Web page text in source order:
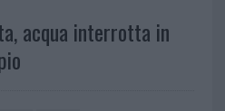
acqua interrotta in